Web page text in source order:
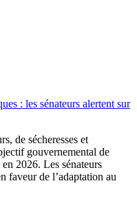
: les sénateurs alertent sur
de sécheresses et
gouvernemental de
2026. Les sénateurs
faveur de l’adaptation au